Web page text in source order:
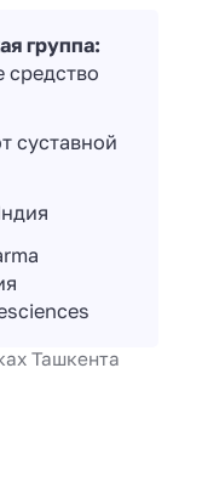
группа:
средство
суставной
Ташкента